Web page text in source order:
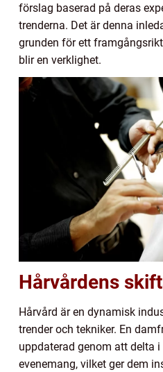
förslag baserad på deras
trenderna. Det är denna
grunden för ett
blir en verklighet.
Hårvårdens
Hårvård är en dynamisk
trender och tekniker. En
uppdaterad genom att delta
evenemang, vilket ger dem